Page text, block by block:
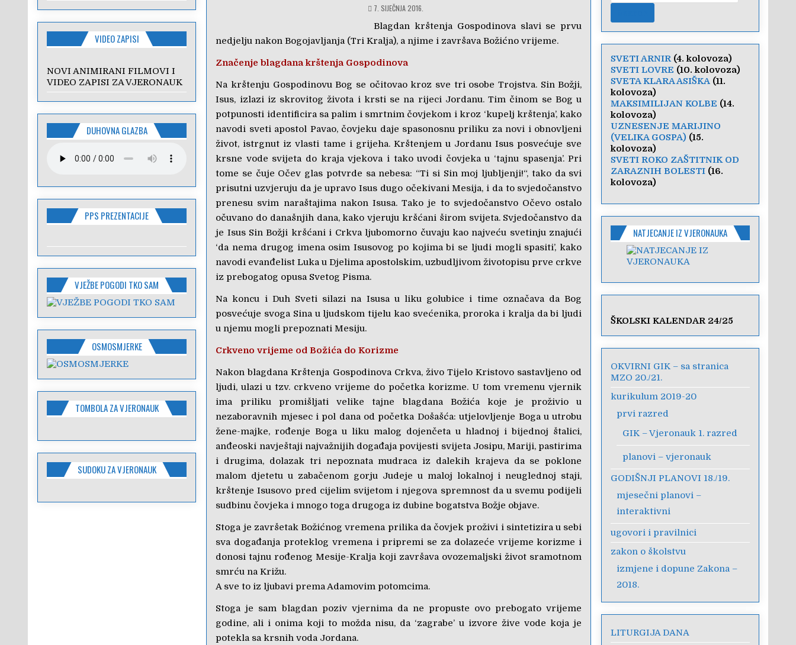
7. SIJEČNJA 2016.
Blagdan krštenja Gospodinova slavi se prvu
nedjelju nakon Bogojavljanja (Tri Kralja), a njime i završava Božićno vrijeme.
Značenje blagdana krštenja Gospodinova
Na krštenju Gospodinovu Bog se očitovao kroz sve tri osobe Trojstva. Sin Božji,
Isus, izlazi iz skrovitog života i krsti se na rijeci Jordanu. Tim činom se Bog u
potpunosti identificira sa palim i smrtnim čovjekom i kroz ‘kupelj krštenja’, kako
navodi sveti apostol Pavao, čovjeku daje spasonosnu priliku za novi i obnovljeni
život, istrgnut iz vlasti tame i grijeha. Krštenjem u Jordanu Isus posvećuje sve
krsne vode svijeta do kraja vjekova i tako uvodi čovjeka u ‘tajnu spasenja’. Pri
tome se čuje Očev glas potvrde sa nebesa: “Ti si Sin moj ljubljenji!“, tako da svi
prisutni uzvjeruju da je upravo Isus dugo očekivani Mesija, i da to svjedočanstvo
prenesu svim naraštajima nakon Isusa. Tako je to svjedočanstvo Očevo ostalo
očuvano do današnjih dana, kako vjeruju kršćani širom svijeta. Svjedočanstvo da
je Isus Sin Božji kršćani i Crkva ljubomorno čuvaju kao najveću svetinju znajući
‘da nema drugog imena osim Isusovog po kojima bi se ljudi mogli spasiti’, kako
navodi evanđelist Luka u Djelima apostolskim, uzbudljivom životopisu prve crkve
iz prebogatog opusa Svetog Pisma.
Na koncu i Duh Sveti silazi na Isusa u liku golubice i time označava da Bog
posvećuje svoga Sina u ljudskom tijelu kao svećenika, proroka i kralja da bi ljudi
u njemu mogli prepoznati Mesiju.
Crkveno vrijeme od Božića do Korizme
Nakon blagdana Krštenja Gospodinova Crkva, živo Tijelo Kristovo sastavljeno od
ljudi, ulazi u tzv. crkveno vrijeme do početka korizme. U tom vremenu vjernik
ima priliku promišljati velike tajne blagdana Božića koje je proživio u
nezaboravnih mjesec i pol dana od početka Došašća: utjelovljenje Boga u utrobu
žene-majke, rođenje Boga u liku malog dojenčeta u hladnoj i bijednoj štalici,
anđeoski navještaji najvažnijih događaja povijesti svijeta Josipu, Mariji, pastirima
i drugima, dolazak tri nepoznata mudraca iz dalekih krajeva da se poklone
malom djetetu u zabačenom gorju Judeje u maloj lokalnoj i neuglednoj staji,
krštenje Isusovo pred cijelim svijetom i njegova spremnost da u svemu podijeli
sudbinu čovjeka i mnogo toga drugoga iz dubine bogatstva Božje objave.
Stoga je završetak Božićnog vremena prilika da čovjek proživi i sintetizira u sebi
sva događanja proteklog vremena i pripremi se za dolazeće vrijeme korizme i
donosi tajnu rođenog Mesije-Kralja koji završava ovozemaljski život sramotnom
smrću na Križu.
A sve to iz ljubavi prema Adamovim potomcima.
Stoga je sam blagdan poziv vjernima da ne propuste ovo prebogato vrijeme
godine, ali i onima koji to možda nisu, da ‘zagrabe’ u izvore žive vode koja je
potekla sa krsnih voda Jordana.
VIDEO ZAPISI
NOVI ANIMIRANI FILMOVI I
VIDEO ZAPISI ZA VJERONAUK
DUHOVNA GLAZBA
PPS PREZENTACIJE
VJEŽBE POGODI TKO SAM
OSMOSMJERKE
TOMBOLA ZA VJERONAUK
SUDOKU ZA VJERONAUK
SVETI ARNIR(4. kolovoza)
SVETI LOVRE (10. kolovoza)
SVETA KLARA ASIŠKA(11.
kolovoza)
MAKSIMILIJAN KOLBE (14.
kolovoza)
UZNESENJE MARIJINO
(VELIKA GOSPA) (15.
kolovoza)
SVETI ROKO ZAŠTITNIK OD
ZARAZNIH BOLESTI(16.
kolovoza)
NATJECANJE IZ VJERONAUKA
ŠKOLSKI KALENDAR 24/25
OKVIRNI GIK – sa stranica
MZO 20./21.
kurikulum 2019-20
prvi razred
GIK – Vjeronauk 1. razred
planovi – vjeronauk
GODIŠNJI PLANOVI 18./19.
mjesečni planovi –
interaktivni
ugovori i pravilnici
zakon o školstvu
izmjene i dopune Zakona –
2018.
LITURGIJA DANA